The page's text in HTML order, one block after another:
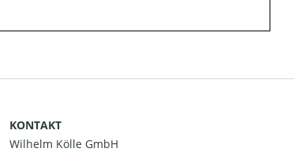
KONTAKT
Wilhelm Kölle GmbH